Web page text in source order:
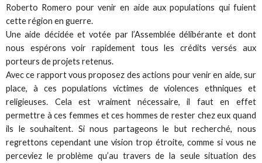
Roberto Romero pour venir en aide aux populations qui fuient
cette région en guerre.
Une aide décidée et votée par l’Assemblée délibérante et dont
nous espérons voir rapidement tous les crédits versés aux
porteurs de projets retenus.
Avec ce rapport vous proposez des actions pour venir en aide, sur
place, à ces populations victimes de violences ethniques et
religieuses. Cela est vraiment nécessaire, il faut en effet
permettre à ces femmes et ces hommes de rester chez eux quand
ils le souhaitent. Si nous partageons le but recherché, nous
regrettons cependant une vision trop étroite, comme si vous ne
perceviez le problème qu’au travers de la seule situation des